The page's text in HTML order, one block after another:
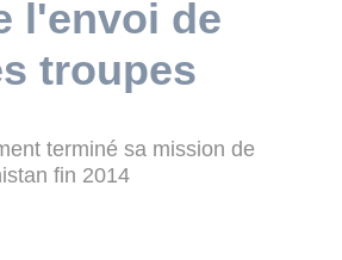
l'envoi de
troupes
terminé sa mission de
fin 2014